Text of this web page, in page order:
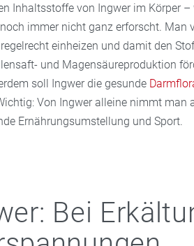
Inhaltsstoffe von Ingwer im Körper
immer nicht ganz erforscht. Man
einheizen und damit den
und Magensäureproduktion
soll Ingwer die gesunde
Von Ingwer alleine nimmt man
Ernährungsumstellung und Sport.
Bei